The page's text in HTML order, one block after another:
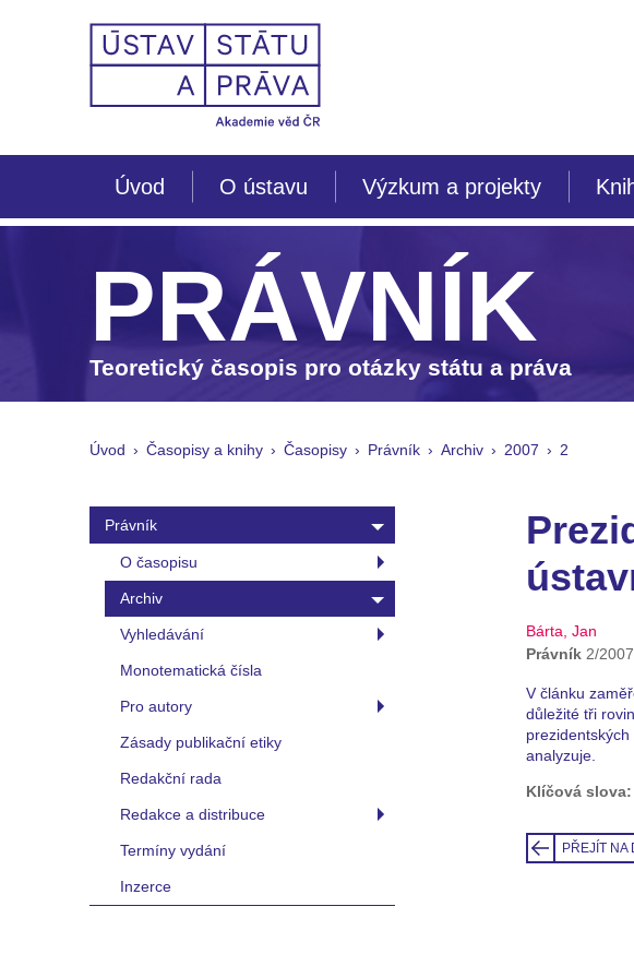
Úvod O ústavu Výzkum a projekty
PRÁVNÍK
Teoretický časopis pro otázky státu a práva
Úvod Časopisy a knihy Časopisy Právník Archiv 2007 2
Právník
O časopisu
Archiv
Vyhledávání
Monotematická čísla
Pro autory
Zásady publikační etiky
Redakční rada
Redakce a distribuce
Termíny vydání
Inzerce
Bárta, Jan
Právník2/2007
V článku
důležité tři
analyzuje.
Klíčová slova:
PŘEJÍT NA